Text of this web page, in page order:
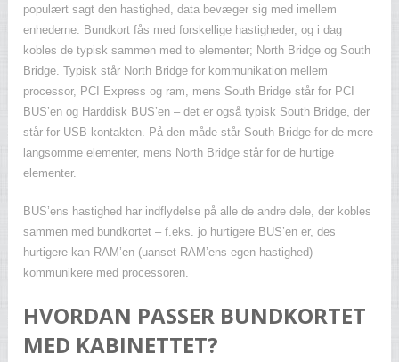
populært sagt den hastighed, data bevæger sig med imellem
enhederne. Bundkort fås med forskellige hastigheder, og i dag
kobles de typisk sammen med to elementer; North Bridge og South
Bridge. Typisk står North Bridge for kommunikation mellem
processor, PCI Express og ram, mens South Bridge står for PCI
BUS’en og Harddisk BUS’en – det er også typisk South Bridge, der
står for USB-kontakten. På den måde står South Bridge for de mere
langsomme elementer, mens North Bridge står for de hurtige
elementer.
BUS’ens hastighed har indflydelse på alle de andre dele, der kobles
sammen med bundkortet – f.eks. jo hurtigere BUS’en er, des
hurtigere kan RAM’en (uanset RAM’ens egen hastighed)
kommunikere med processoren.
HVORDAN PASSER BUNDKORTET
MED KABINETTET?